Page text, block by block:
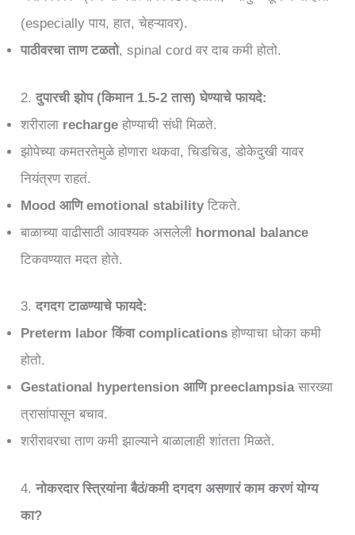
(especially पाय, हात, चेहऱ्यावर).
पाठीवरचा ताण टळतो, spinal cord वर दाब कमी होतो.
2.दुपारची झोप (किमान 1.5-2 तास) घेण्याचे फायदे:
शरीराला recharge होण्याची संधी मिळते.
झोपेच्या कमतरतेमुळे होणारा थकवा, चिडचिड, डोकेदुखी यावर
नियंत्रण राहतं.
Mood आणि emotional stability टिकते.
बाळाच्या वाढीसाठी आवश्यक असलेली hormonal balance
टिकवण्यात मदत होते.
3.दगदग टाळण्याचे फायदे:
Preterm labor किंवा complications होण्याचा धोका कमी
होतो.
Gestational hypertension आणि preeclampsiaसारख्या
त्रासांपासून बचाव.
शरीरावरचा ताण कमी झाल्याने बाळालाही शांतता मिळते.
4.नोकरदार स्त्रियांना बैठं/कमी दगदग असणारं काम करणं योग्य
का?